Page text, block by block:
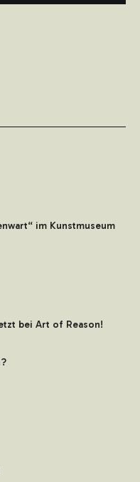
im Kunstmuseum
bei Art of Reason!